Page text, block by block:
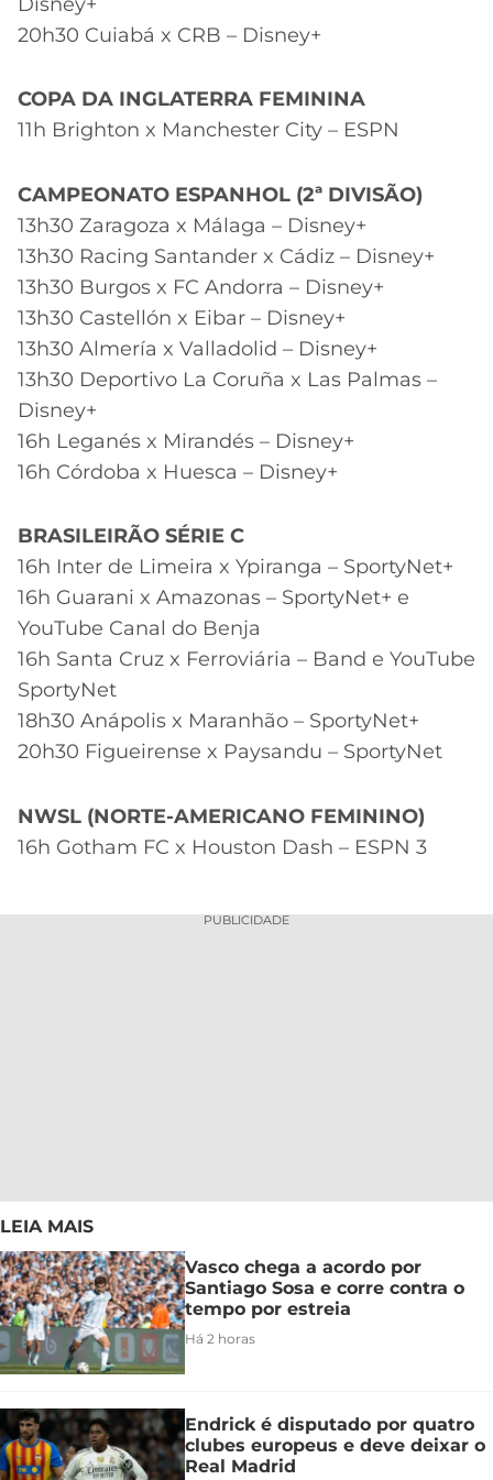
20h30 Cuiabá x CRB – Disney+
COPA DA INGLATERRA FEMININA
11h Brighton x Manchester City – ESPN
CAMPEONATO ESPANHOL (2ª DIVISÃO)
13h30 Zaragoza x Málaga – Disney+
13h30 Racing Santander x Cádiz – Disney+
13h30 Burgos x FC Andorra – Disney+
13h30 Castellón x Eibar – Disney+
13h30 Almería x Valladolid – Disney+
13h30 Deportivo La Coruña x Las Palmas –
Disney+
16h Leganés x Mirandés – Disney+
16h Córdoba x Huesca – Disney+
BRASILEIRÃO SÉRIE C
16h Inter de Limeira x Ypiranga – SportyNet+
16h Guarani x Amazonas – SportyNet+ e
YouTube Canal do Benja
16h Santa Cruz x Ferroviária – Band e YouTube
SportyNet
18h30 Anápolis x Maranhão – SportyNet+
20h30 Figueirense x Paysandu – SportyNet
NWSL (NORTE-AMERICANO FEMININO)
16h Gotham FC x Houston Dash – ESPN 3
PUBLICIDADE
LEIA MAIS
Vasco chega a acordo por
Santiago Sosa e corre contra o
tempo por estreia
Há 2 horas
Endrick é disputado por quatro
clubes europeus e deve deixar o
Real Madrid